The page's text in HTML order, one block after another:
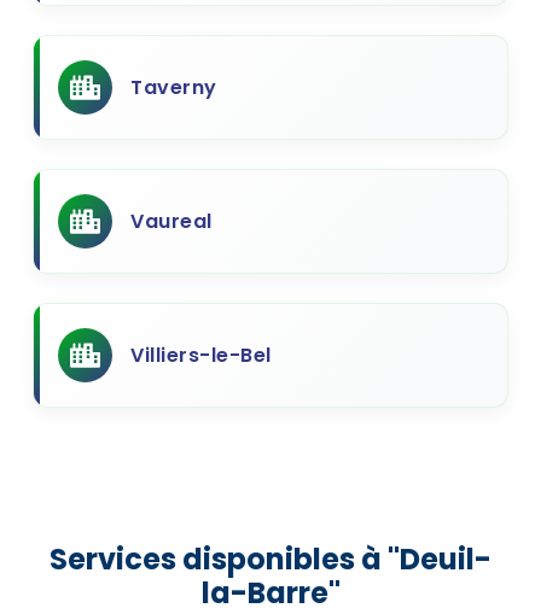
Taverny
Vaureal
Villiers-le-Bel
Services disponibles à "Deuil-
la-Barre"